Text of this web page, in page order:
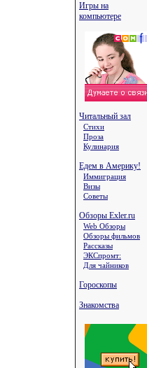
Игры на
компьютере
Читальный зал
Стихи
Проза
Кулинария
Едем в Америку!
Иммиграция
Визы
Советы
Обзоры Exler.ru
Web Обзоры
Обзоры фильмов
Рассказы
ЭКСпромт:
Для чайников
Гороскопы
Знакомства